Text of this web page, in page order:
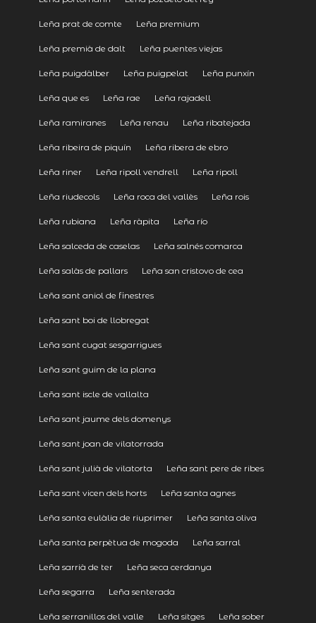
Leña prat de comte Leña premium
Leña premià de dalt Leña puentes viejas
Leña puigdàlber Leña puigpelat Leña punxín
Leña que es Leña rae Leña rajadell
Leña ramiranes Leña renau Leña ribatejada
Leña ribeira de piquín Leña ribera de ebro
Leña riner Leña ripoll vendrell Leña ripoll
Leña riudecols Leña roca del vallès Leña rois
Leña rubiana Leña ràpita Leña río
Leña salceda de caselas Leña salnés comarca
Leña salàs de pallars Leña san cristovo de cea
Leña sant aniol de finestres
Leña sant boi de llobregat
Leña sant cugat sesgarrigues
Leña sant guim de la plana
Leña sant iscle de vallalta
Leña sant jaume dels domenys
Leña sant joan de vilatorrada
Leña sant julià de vilatorta Leña sant pere de ribes
Leña sant vicen dels horts Leña santa agnes
Leña santa eulàlia de riuprimer Leña santa oliva
Leña santa perpètua de mogoda Leña sarral
Leña sarrià de ter Leña seca cerdanya
Leña segarra Leña senterada
Leña serranillos del valle Leña sitges Leña sober